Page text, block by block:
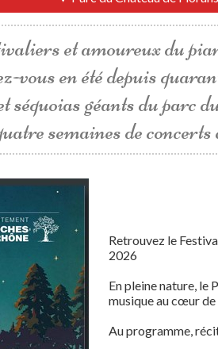
et amoureux du
vous en été depuis
séquoias géants du parc
semaines de concerts
Retrouvez le
2026
En pleine nature, le
musique au cœur de
Au programme,